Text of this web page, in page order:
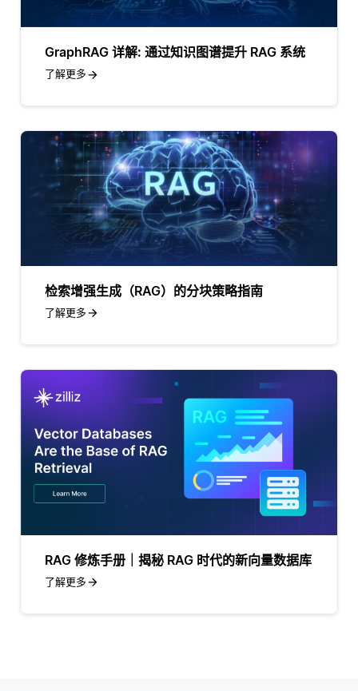
GraphRAG 详解: 通过知识图谱提升 RAG 系统
了解更多
检索增强生成（RAG）的分块策略指南
了解更多
RAG 修炼手册｜揭秘 RAG 时代的新向量数据库
了解更多